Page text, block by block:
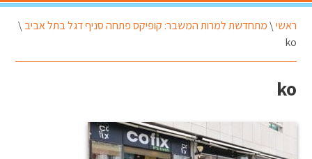
ראשי\מתחדשת למרות המשבר: קופיקס פתחה סניף דגל בתל אביב \
ko
ko